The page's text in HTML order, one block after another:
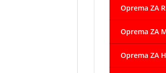
Oprema ZA
Oprema ZA
Oprema ZA